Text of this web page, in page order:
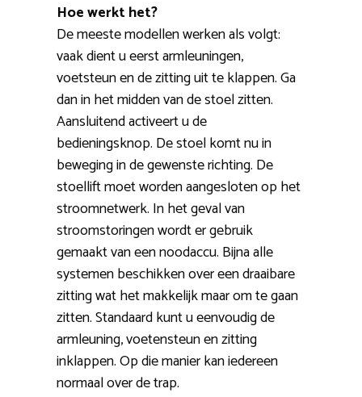
Hoe werkt het?
De meeste modellen werken als volgt:
vaak dient u eerst armleuningen,
voetsteun en de zitting uit te klappen. Ga
dan in het midden van de stoel zitten.
Aansluitend activeert u de
bedieningsknop. De stoel komt nu in
beweging in de gewenste richting. De
stoellift moet worden aangesloten op het
stroomnetwerk. In het geval van
stroomstoringen wordt er gebruik
gemaakt van een noodaccu. Bijna alle
systemen beschikken over een draaibare
zitting wat het makkelijk maar om te gaan
zitten. Standaard kunt u eenvoudig de
armleuning, voetensteun en zitting
inklappen. Op die manier kan iedereen
normaal over de trap.